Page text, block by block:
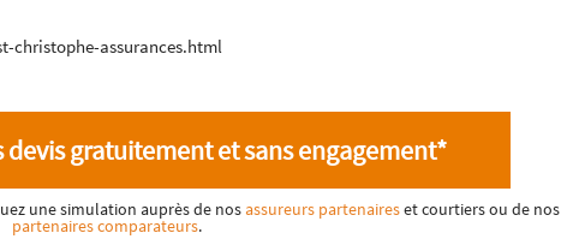
christophe-assurances.html
gratuitement et sans engagement*
une simulation auprès de nosassureurs partenaireset courtiers ou de nos
partenaires comparateurs.